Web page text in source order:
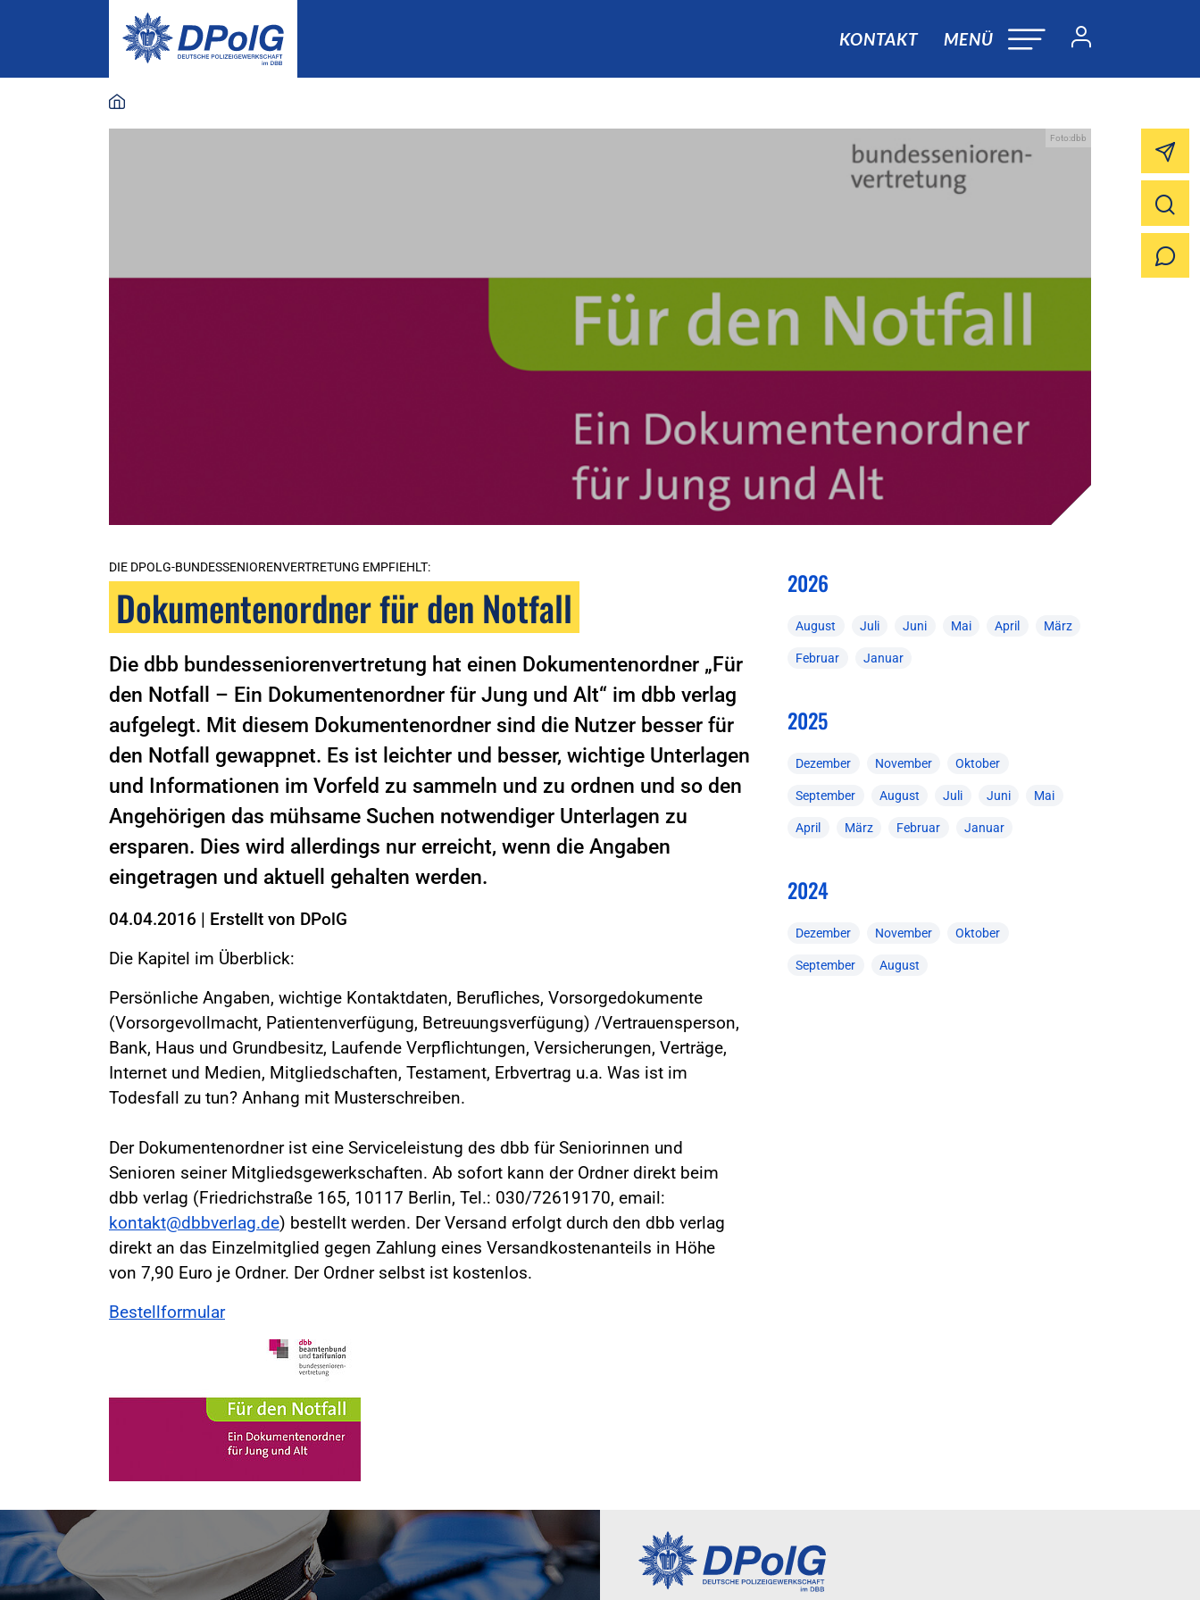
KONTAKT MENÜ
Foto:dbb
DIE DPOLG-BUNDESSENIORENVERTRETUNG EMPFIEHLT:
Dokumentenordner für den Notfall
Die dbb bundesseniorenvertretung hat einen Dokumentenordner „Für
den Notfall – Ein Dokumentenordner für Jung und Alt“ im dbb verlag
aufgelegt. Mit diesem Dokumentenordner sind die Nutzer besser für
den Notfall gewappnet. Es ist leichter und besser, wichtige Unterlagen
und Informationen im Vorfeld zu sammeln und zu ordnen und so den
Angehörigen das mühsame Suchen notwendiger Unterlagen zu
ersparen. Dies wird allerdings nur erreicht, wenn die Angaben
eingetragen und aktuell gehalten werden.
04.04.2016 | Erstellt von DPolG
Die Kapitel im Überblick:
Persönliche Angaben, wichtige Kontaktdaten, Berufliches, Vorsorgedokumente
(Vorsorgevollmacht, Patientenverfügung, Betreuungsverfügung) /Vertrauensperson,
Bank, Haus und Grundbesitz, Laufende Verpflichtungen, Versicherungen, Verträge,
Internet und Medien, Mitgliedschaften, Testament, Erbvertrag u.a. Was ist im
Todesfall zu tun? Anhang mit Musterschreiben.
Der Dokumentenordner ist eine Serviceleistung des dbb für Seniorinnen und
Senioren seiner Mitgliedsgewerkschaften. Ab sofort kann der Ordner direkt beim
dbb verlag (Friedrichstraße 165, 10117 Berlin, Tel.: 030/72619170, email:
kontakt@dbbverlag.de) bestellt werden. Der Versand erfolgt durch den dbb verlag
direkt an das Einzelmitglied gegen Zahlung eines Versandkostenanteils in Höhe
von 7,90 Euro je Ordner. Der Ordner selbst ist kostenlos.
Bestellformular
2026
August Juli Juni Mai April März
Februar Januar
2025
Dezember November Oktober
September August Juli Juni Mai
April März Februar Januar
2024
Dezember November Oktober
September August